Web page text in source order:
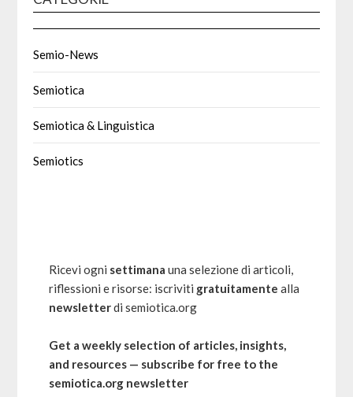
Semio-News
Semiotica
Semiotica & Linguistica
Semiotics
Ricevi ogni settimana una selezione di articoli,
riflessioni e risorse: iscriviti gratuitamente alla
newsletterdi semiotica.org
Get a weekly selection of articles, insights,
and resources — subscribe for free to the
semiotica.org newsletter